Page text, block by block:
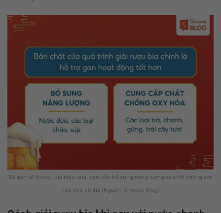
Để gan xử lý rượu bia hiệu quả, bạn cần bổ sung năng lượng và chất chống oxy
hoá cho cơ thể (Nguồn: Shopee Blog)